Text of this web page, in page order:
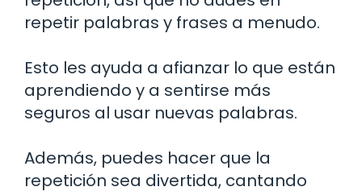
repetir palabras y frases a menudo.
Esto les ayuda a afianzar lo que están
aprendiendo y a sentirse más
seguros al usar nuevas palabras.
Además, puedes hacer que la
repetición sea divertida, cantando